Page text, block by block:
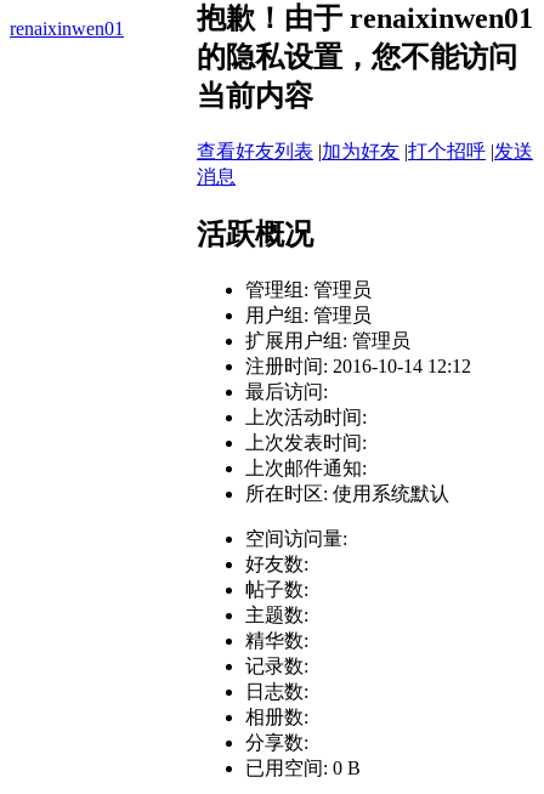
renaixinwen01
抱歉！由于 renaixinwen01
的隐私设置，您不能访问
当前内容
查看好友列表 |加为好友 |打个招呼 |发送
消息
活跃概况
管理组: 管理员
用户组: 管理员
扩展用户组: 管理员
注册时间: 2016-10-14 12:12
最后访问:
上次活动时间:
上次发表时间:
上次邮件通知:
所在时区: 使用系统默认
空间访问量:
好友数:
帖子数:
主题数:
精华数:
记录数:
日志数:
相册数:
分享数:
已用空间: 0 B